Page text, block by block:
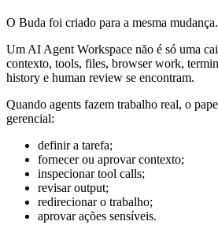
O Buda foi criado para a mesma mudança.
Um AI Agent Workspace não é só uma
contexto, tools, files, browser work,
history e human review se encontram.
Quando agents fazem trabalho real, o
gerencial:
definir a tarefa;
fornecer ou aprovar contexto;
inspecionar tool calls;
revisar output;
redirecionar o trabalho;
aprovar ações sensíveis.